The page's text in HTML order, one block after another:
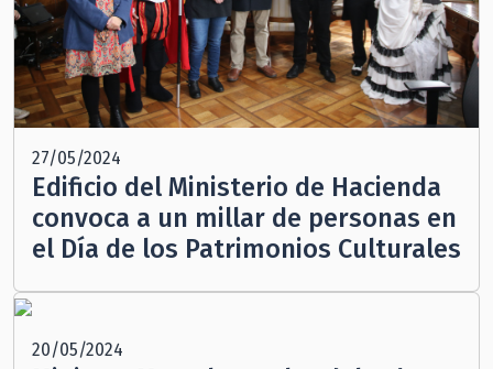
27/05/2024
Edificio del Ministerio de Hacienda
convoca a un millar de personas en
el Día de los Patrimonios Culturales
20/05/2024